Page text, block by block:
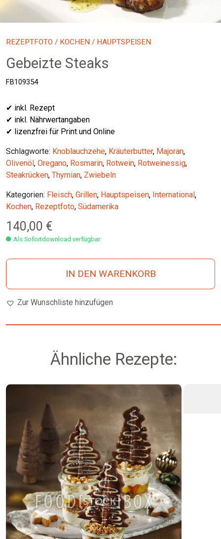
REZEPTFOTO / KOCHEN / HAUPTSPEISEN
Gebeizte Steaks
FB109354
✔ inkl. Rezept
✔ inkl. Nährwertangaben
✔ lizenzfrei für Print und Online
Schlagworte: Knoblauchzehe, Kräuterbutter, Majoran,
Olivenöl , Oregano, Rosmarin, Rotwein, Rotweinessig,
Steakrücken, Thymian, Zwiebeln
Kategorien: Fleisch, Grillen, Hauptspeisen, International ,
Kochen, Rezeptfoto, Südamerika
140,00 €
Als Sofortdownload verfügbar
IN DEN WARENKORB
Zur Wunschliste hinzufügen
Ähnliche Rezepte: